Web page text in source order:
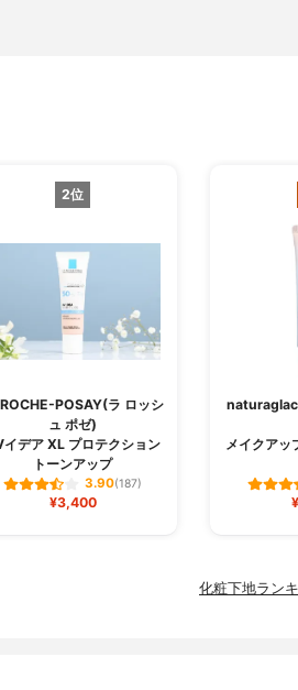
2位
POSAY(ラ ロッシ
ュ ポゼ)
イデア XL プロテクション
トーンアップ
3.90(187)
¥3,400
メイクアッ
化粧下地ラン